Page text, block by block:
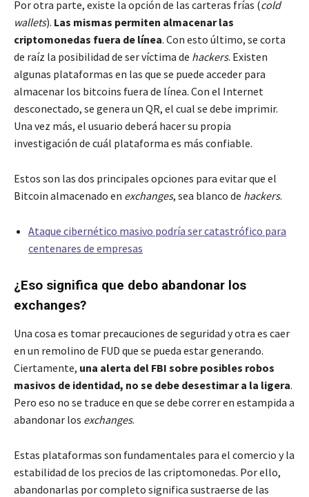
Por otra parte, existe la opción de las carteras frías (cold
wallets). Las mismas permiten almacenar las
criptomonedas fuera de línea. Con esto último, se corta
de raíz la posibilidad de ser víctima de hackers. Existen
algunas plataformas en las que se puede acceder para
almacenar los bitcoins fuera de línea. Con el Internet
desconectado, se genera un QR, el cual se debe imprimir.
Una vez más, el usuario deberá hacer su propia
investigación de cuál plataforma es más confiable.
Estos son las dos principales opciones para evitar que el
Bitcoin almacenado en exchanges, sea blanco de hackers.
Ataque cibernético masivo podría ser catastrófico para
centenares de empresas
¿Eso significa que debo abandonar los
exchanges?
Una cosa es tomar precauciones de seguridad y otra es caer
en un remolino de FUD que se pueda estar generando.
Ciertamente, una alerta del FBI sobre posibles robos
masivos de identidad, no se debe desestimar a la ligera.
Pero eso no se traduce en que se debe correr en estampida a
abandonar los exchanges.
Estas plataformas son fundamentales para el comercio y la
estabilidad de los precios de las criptomonedas. Por ello,
abandonarlas por completo significa sustraerse de las